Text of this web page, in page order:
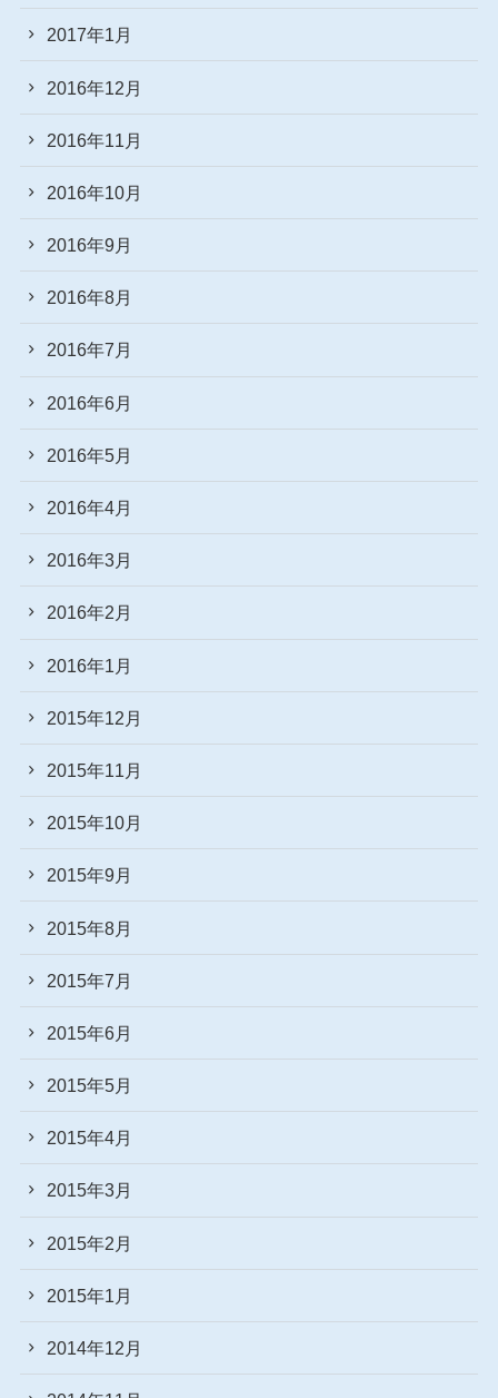
2017年1月
2016年12月
2016年11月
2016年10月
2016年9月
2016年8月
2016年7月
2016年6月
2016年5月
2016年4月
2016年3月
2016年2月
2016年1月
2015年12月
2015年11月
2015年10月
2015年9月
2015年8月
2015年7月
2015年6月
2015年5月
2015年4月
2015年3月
2015年2月
2015年1月
2014年12月